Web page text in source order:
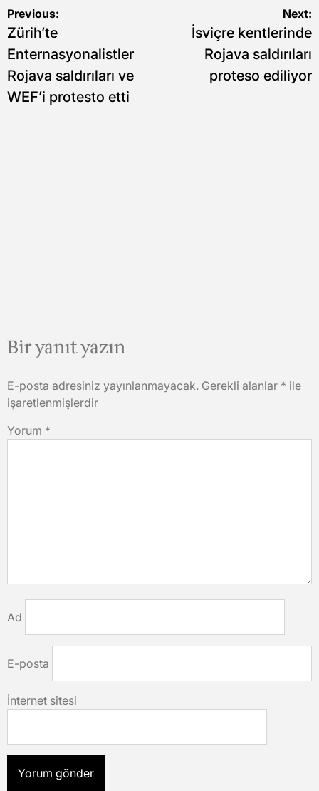
Yazı
gezinmesi
Previous:
Zürih’te
Enternasyonalistler
Rojava saldırıları ve
WEF’i protesto etti
Next:
İsviçre kentlerinde
Rojava saldırıları
proteso ediliyor
Bir yanıt yazın
E-posta adresiniz yayınlanmayacak. Gerekli alanlar * ile
işaretlenmişlerdir
Yorum *
Ad
E-posta
İnternet sitesi